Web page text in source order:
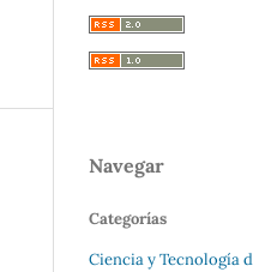
Navegar
Categorías
Ciencia y Tecnología